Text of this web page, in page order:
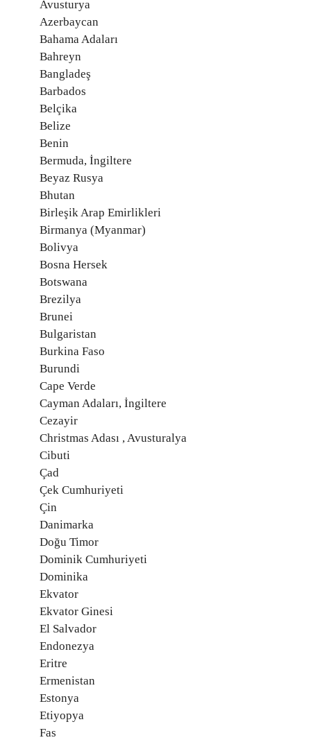
Avusturya
Azerbaycan
Bahama Adaları
Bahreyn
Bangladeş
Barbados
Belçika
Belize
Benin
Bermuda, İngiltere
Beyaz Rusya
Bhutan
Birleşik Arap Emirlikleri
Birmanya (Myanmar)
Bolivya
Bosna Hersek
Botswana
Brezilya
Brunei
Bulgaristan
Burkina Faso
Burundi
Cape Verde
Cayman Adaları, İngiltere
Cezayir
Christmas Adası , Avusturalya
Cibuti
Çad
Çek Cumhuriyeti
Çin
Danimarka
Doğu Timor
Dominik Cumhuriyeti
Dominika
Ekvator
Ekvator Ginesi
El Salvador
Endonezya
Eritre
Ermenistan
Estonya
Etiyopya
Fas